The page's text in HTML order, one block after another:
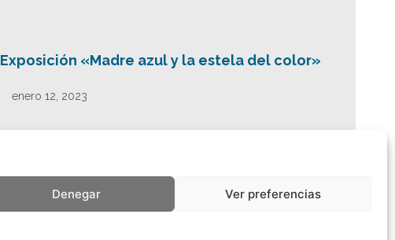
Denegar Ver preferencias
Exposición «Madre azul y la estela del color»
enero 12, 2023
6 ... > >>